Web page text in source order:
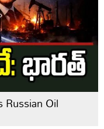
Russian Oil